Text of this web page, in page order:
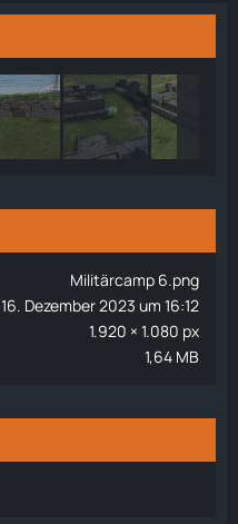
Militärcamp 6.png
16. Dezember 2023 um 16:12
1.920 × 1.080 px
1,64 MB